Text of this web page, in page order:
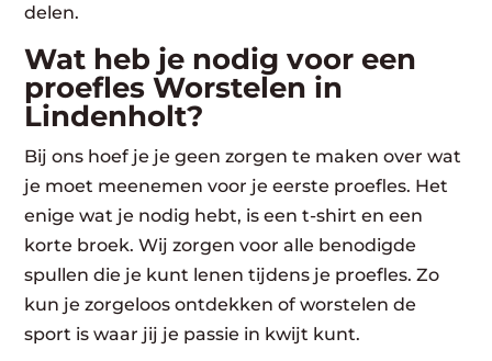
delen.
Wat heb je nodig voor een
proefles Worstelen in
Lindenholt?
Bij ons hoef je je geen zorgen te maken over wat
je moet meenemen voor je eerste proefles. Het
enige wat je nodig hebt, is een t-shirt en een
korte broek. Wij zorgen voor alle benodigde
spullen die je kunt lenen tijdens je proefles. Zo
kun je zorgeloos ontdekken of worstelen de
sport is waar jij je passie in kwijt kunt.